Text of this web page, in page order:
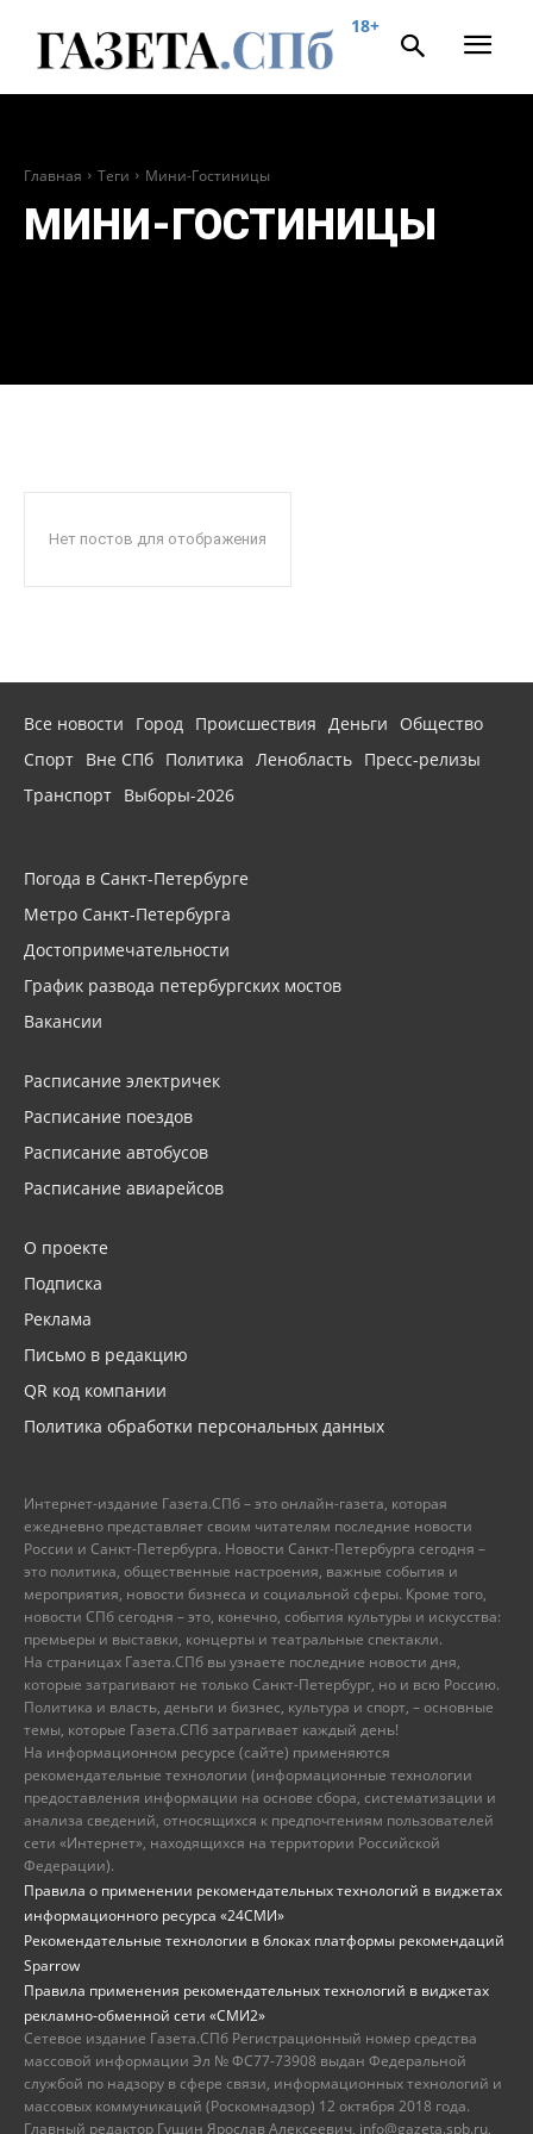
18+
Главная Теги Мини-Гостиницы
МИНИ-ГОСТИНИЦЫ
Нет постов для отображения
Все новости Город Происшествия Деньги
Общество
Спорт Вне СПб Политика Ленобласть Пресс-релизы
Транспорт Выборы-2026
Погода в Санкт-Петербурге
Метро Санкт-Петербурга
Достопримечательности
График развода петербургских мостов
Вакансии
Расписание электричек
Расписание поездов
Расписание автобусов
Расписание авиарейсов
О проекте
Подписка
Реклама
Письмо в редакцию
QR код компании
Политика обработки персональных данных
Интернет-издание Газета.СПб – это онлайн-газета, которая
ежедневно представляет своим читателям последние новости
России и Санкт-Петербурга. Новости Санкт-Петербурга сегодня –
это политика, общественные настроения, важные события и
мероприятия, новости бизнеса и социальной сферы. Кроме того,
новости СПб сегодня – это, конечно, события культуры и искусства:
премьеры и выставки, концерты и театральные спектакли.
На страницах Газета.СПб вы узнаете последние новости дня,
которые затрагивают не только Санкт-Петербург, но и всю Россию.
Политика и власть, деньги и бизнес, культура и спорт, – основные
темы, которые Газета.СПб затрагивает каждый день!
На информационном ресурсе (сайте) применяются
рекомендательные технологии (информационные технологии
предоставления информации на основе сбора, систематизации и
анализа сведений, относящихся к предпочтениям пользователей
сети «Интернет», находящихся на территории Российской
Федерации).
Правила о применении рекомендательных технологий в виджетах
информационного ресурса «24СМИ»
Рекомендательные технологии в блоках платформы рекомендаций
Sparrow
Правила применения рекомендательных технологий в виджетах
рекламно-обменной сети «СМИ2»
Сетевое издание Газета.СПб Регистрационный номер средства
массовой информации Эл № ФС77-73908 выдан Федеральной
службой по надзору в сфере связи, информационных технологий и
массовых коммуникаций (Роскомнадзор) 12 октября 2018 года.
Главный редактор Гущин Ярослав Алексеевич, info@gazeta.spb.ru,